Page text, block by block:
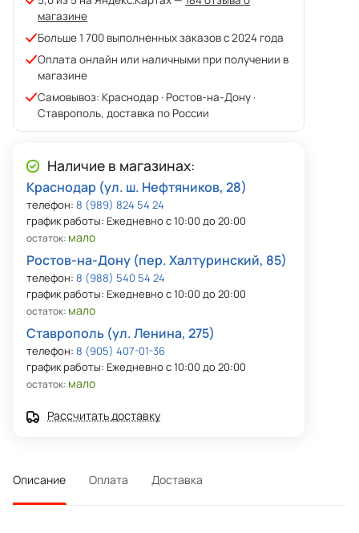
магазине
Больше 1 700 выполненных заказов с 2024 года
Оплата онлайн или наличными при получении в
магазине
Самовывоз: Краснодар · Ростов-на-Дону ·
Ставрополь, доставка по России
Наличие в магазинах:
Краснодар (ул. ш. Нефтяников, 28)
телефон: 8 (989) 824 54 24
график работы: Ежедневно с 10:00 до 20:00
остаток: мало
Ростов-на-Дону (пер. Халтуринский, 85)
телефон: 8 (988) 540 54 24
график работы: Ежедневно с 10:00 до 20:00
остаток: мало
Ставрополь (ул. Ленина, 275)
телефон: 8 (905) 407-01-36
график работы: Ежедневно с 10:00 до 20:00
остаток: мало
Рассчитать доставку
Описание Оплата Доставка